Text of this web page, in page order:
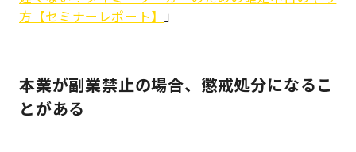
方【セミナーレポート】 」
本業が副業禁止の場合、懲戒処分になるこ
とがある